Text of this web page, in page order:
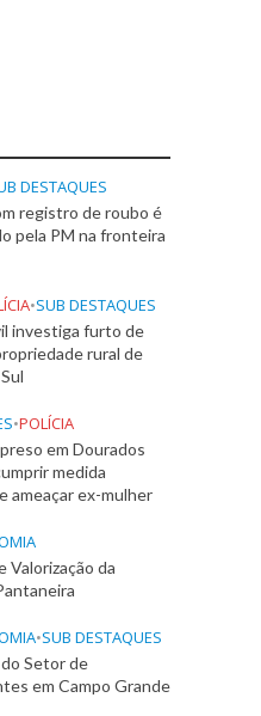
DESTAQUES
registro de roubo é
pela PM na fronteira
•SUB DESTAQUES
investiga furto de
rural de
•POLÍCIA
em Dourados
medida
ameaçar ex-mulher
Valorização da
•SUB DESTAQUES
Setor de
em Campo Grande